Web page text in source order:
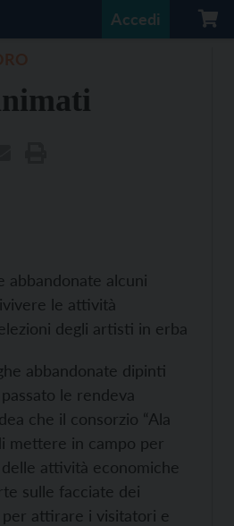
Accedi
abbandonate alcuni
le attività
degli artisti in erba
abbandonate dipinti
le rendeva
che il consorzio “Ala
mettere in campo per
attività economiche
sulle facciate dei
per attirare i visitatori e